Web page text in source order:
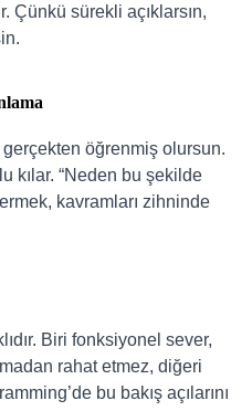
Çünkü sürekli açıklarsın,
öğrenmiş olursun.
kılar. “Neden bu şekilde
kavramları zihninde
Biri fonksiyonel sever,
rahat etmez, diğeri
bu bakış açılarını